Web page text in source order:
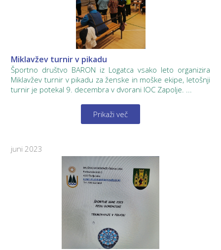
Miklavžev turnir v pikadu
Športno društvo BARON iz Logatca vsako leto organizira
Miklavžev turnir v pikadu za ženske in moške ekipe, letošnji
turnir je potekal 9. decembra v dvorani IOC Zapolje. ...
Prikaži več
juni 2023